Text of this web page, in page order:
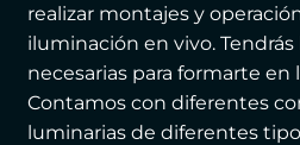
realizar montajes y
iluminación en vivo.
necesarias para formarte en
Contamos con diferentes
luminarias de diferentes